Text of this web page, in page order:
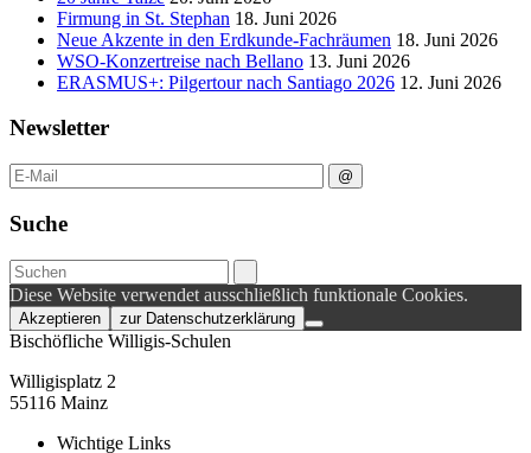
Firmung in St. Stephan 18. Juni 2026
Neue Akzente in den Erdkunde‑Fachräumen 18. Juni 2026
WSO-Konzertreise nach Bellano 13. Juni 2026
ERASMUS+: Pilgertour nach Santiago 2026 12. Juni 2026
Newsletter
Suche
Diese Website verwendet ausschließlich funktionale Cookies.
Akzeptieren zur Datenschutzerklärung
Bischöfliche Willigis-Schulen
Willigisplatz 2
55116 Mainz
Wichtige Links